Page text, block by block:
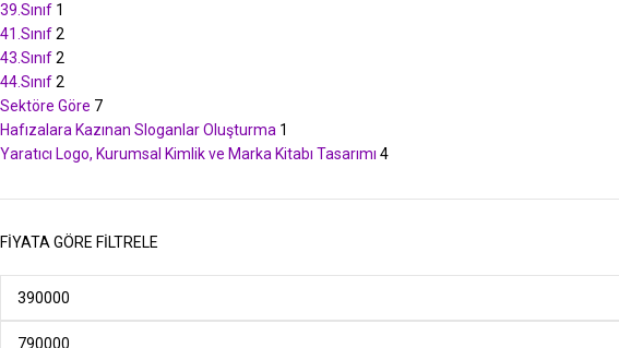
39.Sınıf 1
41.Sınıf2
43.Sınıf2
44.Sınıf2
Sektöre Göre 7
Hafızalara Kazınan Sloganlar Oluşturma 1
Yaratıcı Logo, Kurumsal Kimlik ve Marka Kitabı Tasarımı 4
FIYATA GÖRE FILTRELE